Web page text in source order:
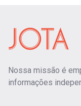
Nossa missão é
informações